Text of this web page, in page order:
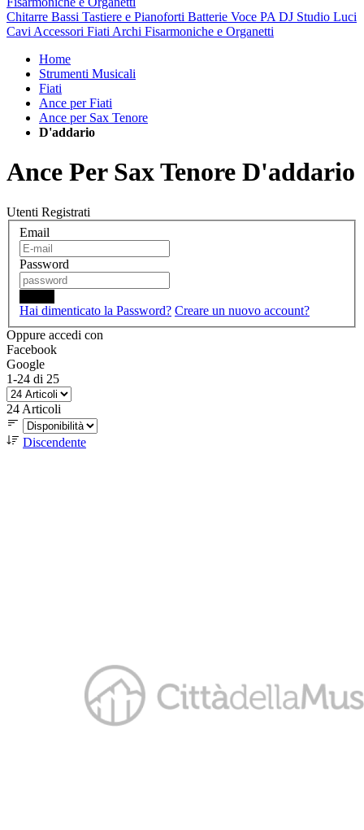
Chitarre Bassi Tastiere e Pianoforti Batterie Voce PA DJ Studio Luci
Cavi Accessori Fiati Archi Fisarmoniche e Organetti
Home
Strumenti Musicali
Fiati
Ance per Fiati
Ance per Sax Tenore
D'addario
Ance Per Sax Tenore D'addario
Utenti Registrati
Email
Password
Hai dimenticato la Password? Creare un nuovo account?
Oppure accedi con
Facebook
Google
1-24 di 25
24Articoli
Discendente